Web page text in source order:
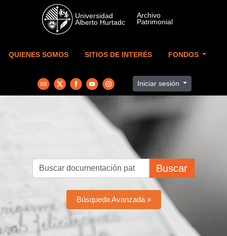
Skip to main content
QUIENES SOMOS SITIOS DE INTERÉS FONDOS
Iniciar sesión
Buscar
Búsqueda Avanzada »